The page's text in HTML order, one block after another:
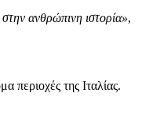
ανθρώπινη ιστορία»,
περιοχές της Ιταλίας.